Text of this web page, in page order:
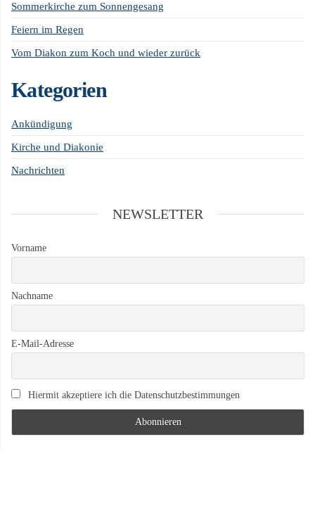
Sommerkirche zum Sonnengesang
Feiern im Regen
Vom Diakon zum Koch und wieder zurück
Kategorien
Ankündigung
Kirche und Diakonie
Nachrichten
NEWSLETTER
Vorname
Nachname
E-Mail-Adresse
Hiermit akzeptiere ich die Datenschutzbestimmungen